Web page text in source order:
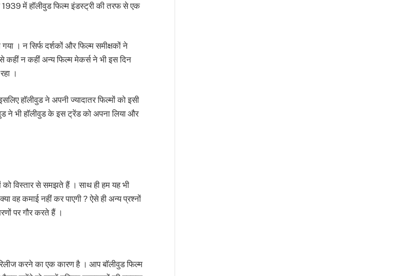
1939 में हॉलीवुड फिल्म इंडस्ट्री की तरफ से एक
। न सिर्फ दर्शकों और फिल्म समीक्षकों ने
कहीं न कहीं अन्य फिल्म मेकर्स ने भी इस दिन
।
हॉलीवुड ने अपनी ज्यादातर फिल्मों को इसी
ने भी हॉलीवुड के इस ट्रेंड को अपना लिया और
विस्तार से समझते हैं । साथ ही हम यह भी
वह कमाई नहीं कर पाएगी ? ऐसे ही अन्य प्रश्नों
पर गौर करते हैं ।
करने का एक कारण है । आप बॉलीवुड फिल्म